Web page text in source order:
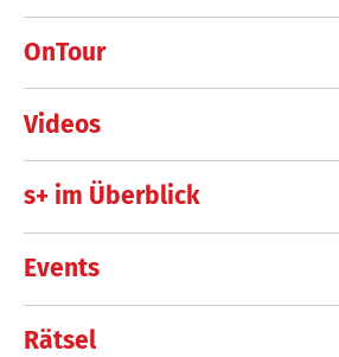
OnTour
Videos
s+ im Überblick
Events
Rätsel